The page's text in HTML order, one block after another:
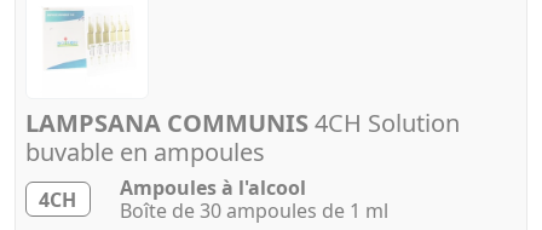
LAMPSANA COMMUNIS 4CH Solution
buvable en ampoules
4CH
Ampoules à l'alcool
Boîte de 30 ampoules de 1 ml